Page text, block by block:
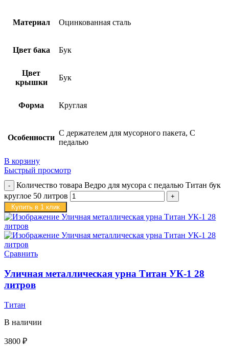
Материал Оцинкованная сталь
Цвет бака Бук
Цвет
крышки
Бук
Форма Круглая
Особенности
С держателем для мусорного пакета, С
педалью
В корзину
Быстрый просмотр
Количество товара Ведро для мусора с педалью Титан бук
круглое 50 литров
Купить в 1 клик
Сравнить
Уличная металлическая урна Титан УК-1 28
литров
Титан
В наличии
3800 ₽